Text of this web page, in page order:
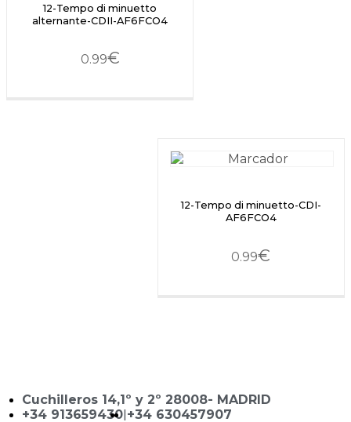
12-Tempo di minuetto
alternante-CDII-AF6FCO4
0.99€
12-Tempo di minuetto-CDI-
AF6FCO4
0.99€
Cuchilleros 14,1º y 2º 28008- MADRID
+34 913659430|+34 630457907